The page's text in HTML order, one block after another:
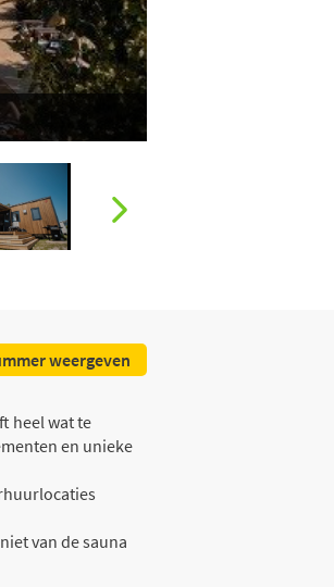
weergeven
heel wat te
en unieke
van de sauna